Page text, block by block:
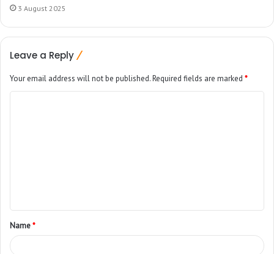
3 August 2025
Leave a Reply
Your email address will not be published.Required fields are marked *
Name*